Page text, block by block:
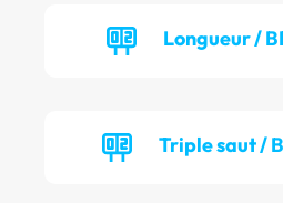
Longueur /
Triple saut /